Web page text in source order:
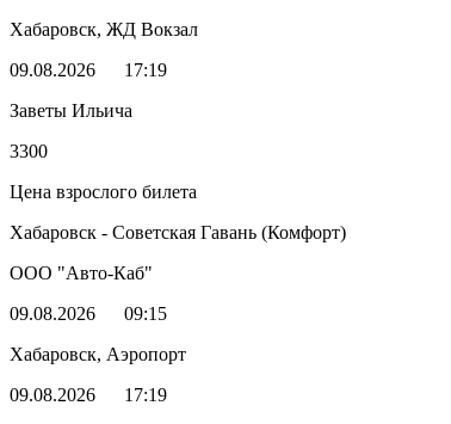
Хабаровск, ЖД Вокзал
09.08.2026
17:19
Заветы Ильича
3300
Цена взрослого билета
Хабаровск - Советская Гавань (Комфорт)
ООО "Авто-Каб"
09.08.2026
09:15
Хабаровск, Аэропорт
09.08.2026
17:19